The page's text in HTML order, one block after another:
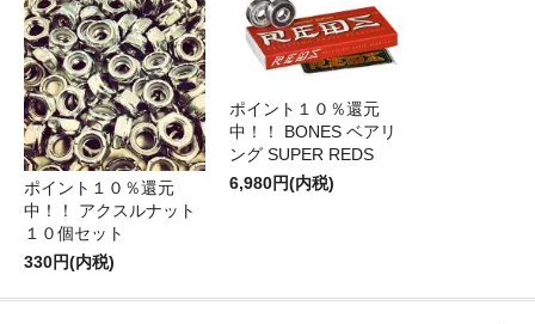
ポイント１０％還元
中！！ アクスルナット
１０個セット
330円(内税)
ポイント１０％還元
中！！ BONES ベアリ
ング SUPER REDS
6,980円(内税)